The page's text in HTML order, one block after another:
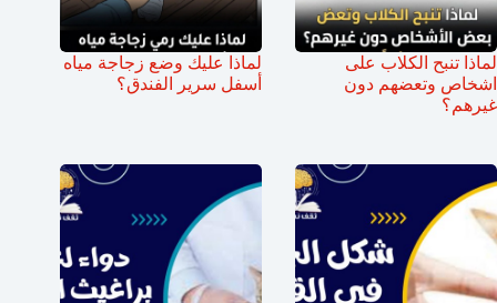
لماذا تنبح الكلاب على
اشخاص وتعضهم دون
غيرهم؟
لماذا عليك وضع زجاجة مياه
أسفل سرير الفندق؟